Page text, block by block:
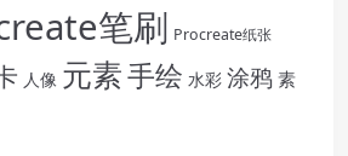
笔刷 Procreate纸张
人像 元素手绘 水彩 涂鸦 素